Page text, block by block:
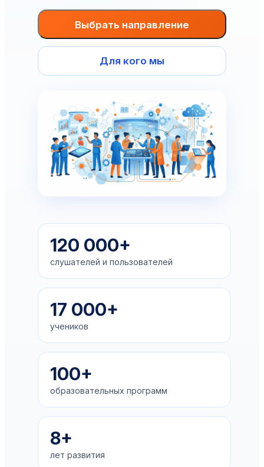
Выбрать направление
Для кого мы
120 000+
слушателей и пользователей
17 000+
учеников
100+
образовательных программ
8+
лет развития